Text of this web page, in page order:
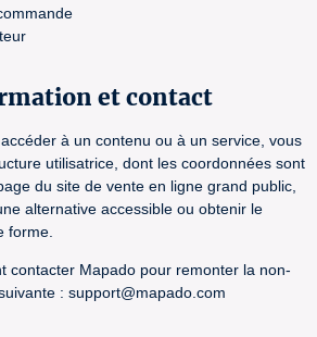
et contact
à un contenu ou à un service, vous
utilisatrice, dont les coordonnées sont
du site de vente en ligne grand public,
alternative accessible ou obtenir le
forme.
contacter Mapado pour remonter la non-
: support@mapado.com